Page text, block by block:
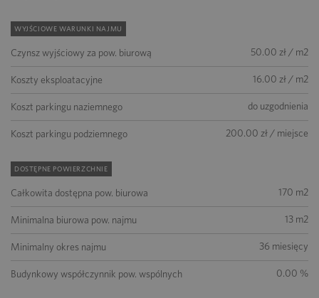
WYJŚCIOWE WARUNKI NAJMU
Czynsz wyjściowy za pow. biurową 50.00 zł / m2
Koszty eksploatacyjne 16.00 zł / m2
Koszt parkingu naziemnego do uzgodnienia
Koszt parkingu podziemnego 200.00 zł / miejsce
DOSTĘPNE POWIERZCHNIE
Całkowita dostępna pow. biurowa 170 m2
Minimalna biurowa pow. najmu 13 m2
Minimalny okres najmu 36 miesięcy
Budynkowy współczynnik pow. wspólnych 0.00 %